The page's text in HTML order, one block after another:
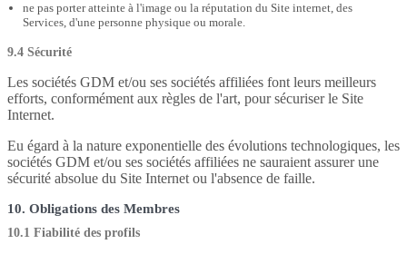
ne pas porter atteinte à l'image ou la réputation du Site internet, des
Services, d'une personne physique ou morale.
9.4 Sécurité
Les sociétés GDM et/ou ses sociétés affiliées font leurs meilleurs
efforts, conformément aux règles de l'art, pour sécuriser le Site
Internet.
Eu égard à la nature exponentielle des évolutions technologiques, les
sociétés GDM et/ou ses sociétés affiliées ne sauraient assurer une
sécurité absolue du Site Internet ou l'absence de faille.
10. Obligations des Membres
10.1 Fiabilité des profils